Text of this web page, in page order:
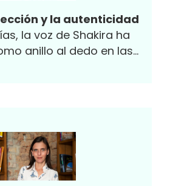
días recientes con una
servicios notariales en
sugieren hacer un análisis
tecnológico de la
y la autenticidad
la voz de Shakira ha
anillo al dedo en las
Latinas en la Música.